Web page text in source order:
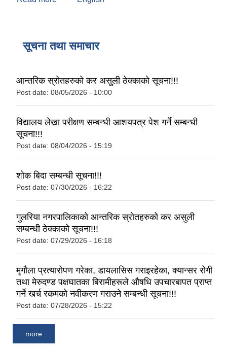
सूचना तथा समाचार
आन्तरिक स्रोतहरुको कर असुली ठेक्काको सूचना!!!
Post date: 08/05/2026 - 10:00
विद्यालय लेखा परीक्षण सम्बन्धी आशयपत्र पेश गर्ने सम्बन्धी
सूचना!!!
Post date: 08/04/2026 - 15:19
शोक बिदा सम्बन्धी सूचना!!!
Post date: 07/30/2026 - 16:22
गुलरिया नगरपालिकाको आन्तरिक स्रोतहरुको कर असुली
सम्बन्धी ठेक्काको सूचना!!!
Post date: 07/29/2026 - 16:18
मृगौला प्रत्यारोपण गरेका, डायलासिस गराइरहेका, क्यान्सर रोगी
तथा मेरुदण्ड पक्षघातका बिरामीहरूले औषधि उपचारबापत प्राप्त
गर्ने खर्च रकमको नवीकरण गराउने सम्बन्धी सूचना!!!
Post date: 07/28/2026 - 15:22
more